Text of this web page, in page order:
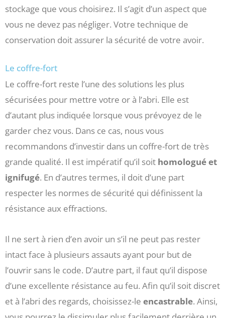
stockage que vous choisirez. Il s’agit d’un aspect que
vous ne devez pas négliger. Votre technique de
conservation doit assurer la sécurité de votre avoir.
Le coffre-fort
Le coffre-fort reste l’une des solutions les plus
sécurisées pour mettre votre or à l’abri. Elle est
d’autant plus indiquée lorsque vous prévoyez de le
garder chez vous. Dans ce cas, nous vous
recommandons d’investir dans un coffre-fort de très
grande qualité. Il est impératif qu’il soit homologué et
ignifugé. En d’autres termes, il doit d’une part
respecter les normes de sécurité qui définissent la
résistance aux effractions.
Il ne sert à rien d’en avoir un s’il ne peut pas rester
intact face à plusieurs assauts ayant pour but de
l’ouvrir sans le code. D’autre part, il faut qu’il dispose
d’une excellente résistance au feu. Afin qu’il soit discret
et à l’abri des regards, choisissez-le encastrable. Ainsi,